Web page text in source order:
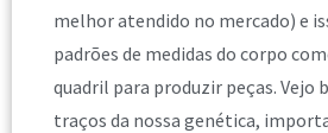
melhor atendido no mercado) e
padrões de medidas do corpo
quadril para produzir peças. Vejo
traços da nossa genética,